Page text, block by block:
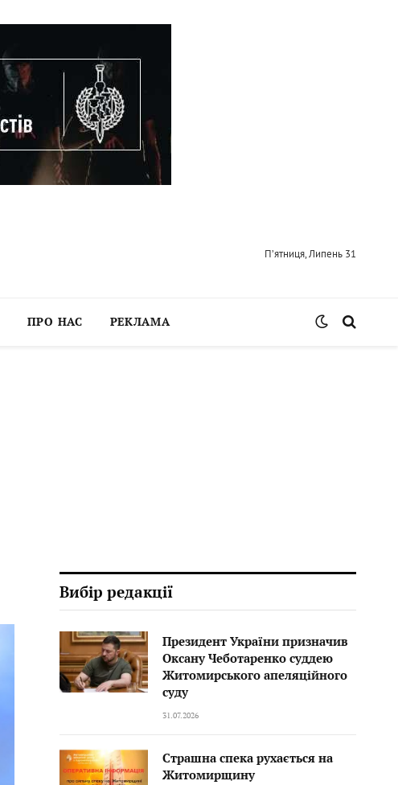
П’ятниця, Липень 31
ПРО НАС РЕКЛАМА
Вибір редакції
Президент України призначив
Оксану Чеботаренко суддею
Житомирського апеляційного
суду
31.07.2026
Страшна спека рухається на
Житомирщину